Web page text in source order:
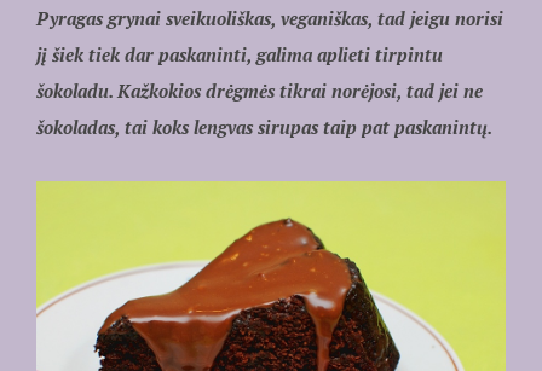
Pyragas grynai sveikuoliškas, veganiškas, tad jeigu norisi
jį šiek tiek dar paskaninti, galima aplieti tirpintu
šokoladu. Kažkokios drėgmės tikrai norėjosi, tad jei ne
šokoladas, tai koks lengvas sirupas taip pat paskanintų.